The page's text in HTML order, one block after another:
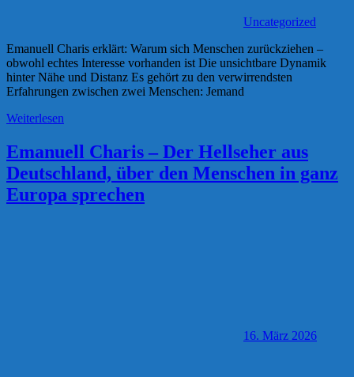
Uncategorized
Emanuell Charis erklärt: Warum sich Menschen zurückziehen –
obwohl echtes Interesse vorhanden ist Die unsichtbare Dynamik
hinter Nähe und Distanz Es gehört zu den verwirrendsten
Erfahrungen zwischen zwei Menschen: Jemand
Weiterlesen
Emanuell Charis – Der Hellseher aus
Deutschland, über den Menschen in ganz
Europa sprechen
16. März 2026